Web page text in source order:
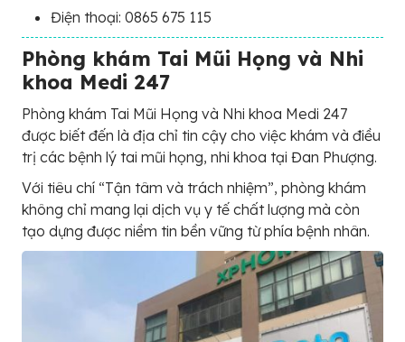
Điện thoại: 0865 675 115
Phòng khám Tai Mũi Họng và Nhi
khoa Medi 247
Phòng khám Tai Mũi Họng và Nhi khoa Medi 247
được biết đến là địa chỉ tin cậy cho việc khám và điều
trị các bệnh lý tai mũi họng, nhi khoa tại Đan Phượng.
Với tiêu chí “Tận tâm và trách nhiệm”, phòng khám
không chỉ mang lại dịch vụ y tế chất lượng mà còn
tạo dựng được niềm tin bền vững từ phía bệnh nhân.